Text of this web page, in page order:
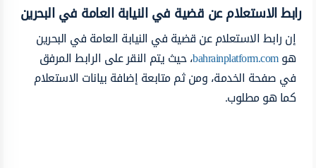
رابط الاستعلام عن قضية في النيابة العامة في البحرين
إن رابط الاستعلام عن قضية في النيابة العامة في البحرين
هوbahrainplatform.com، حيث يتم النقر على الرابط المرفق
في صفحة الخدمة، ومن ثم متابعة إضافة بيانات الاستعلام
كما هو مطلوب.